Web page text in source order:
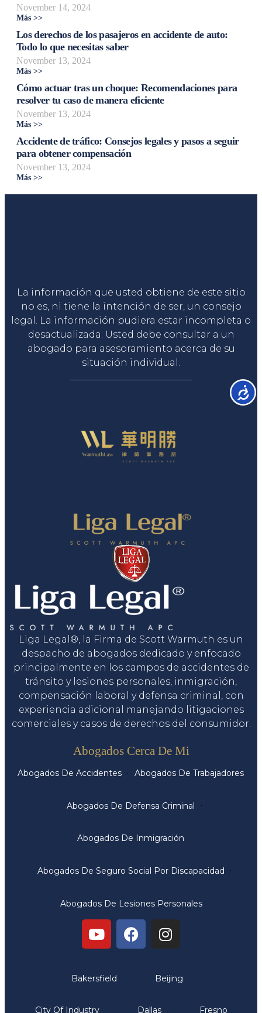
November 14, 2024
Más >>
Los derechos de los pasajeros en accidente de auto:
Todo lo que necesitas saber
November 13, 2024
Más >>
Cómo actuar tras un choque: Recomendaciones para
resolver tu caso de manera eficiente
November 13, 2024
Más >>
Accidente de tráfico: Consejos legales y pasos a seguir
para obtener compensación
November 13, 2024
Más >>
La información que usted obtiene de este sitio
no es, ni tiene la intención de ser, un consejo
legal. La información pudiera estar incompleta o
desactualizada. Usted debe consultar a un
abogado para asesoramiento acerca de su
situación individual.
Liga Legal®, la Firma de Scott Warmuth es un
despacho de abogados dedicado y enfocado
principalmente en los campos de accidentes de
tránsito y lesiones personales, inmigración,
compensación laboral y defensa criminal, con
experiencia adicional manejando litigaciones
comerciales y casos de derechos del consumidor.
Abogados Cerca De Mi
Abogados De Accidentes Abogados De Trabajadores
Abogados De Defensa Criminal
Abogados De Inmigración
Abogados De Seguro Social Por Discapacidad
Abogados De Lesiones Personales
Bakersfield Beijing
City Of Industry Dallas Fresno